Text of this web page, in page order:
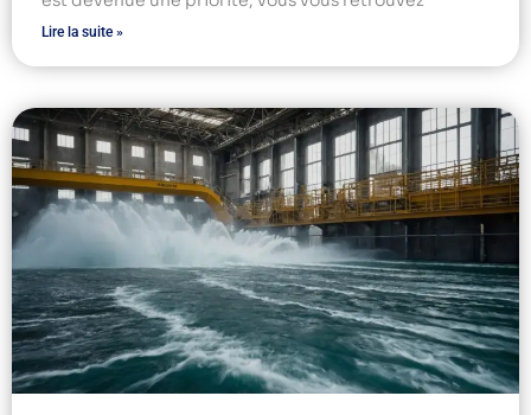
Lire la suite »